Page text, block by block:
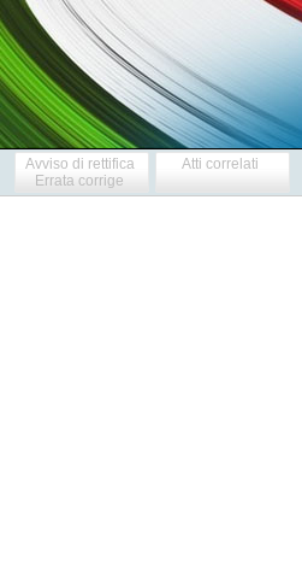
Avviso di rettifica
Errata corrige
Atti correlati